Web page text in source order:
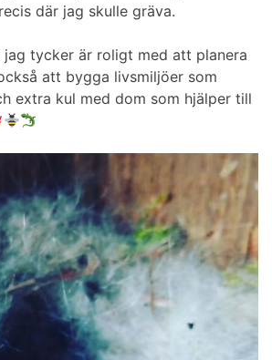
där jag skulle gräva.
tycker är roligt med att planera
att bygga livsmiljöer som
extra kul med dom som hjälper till